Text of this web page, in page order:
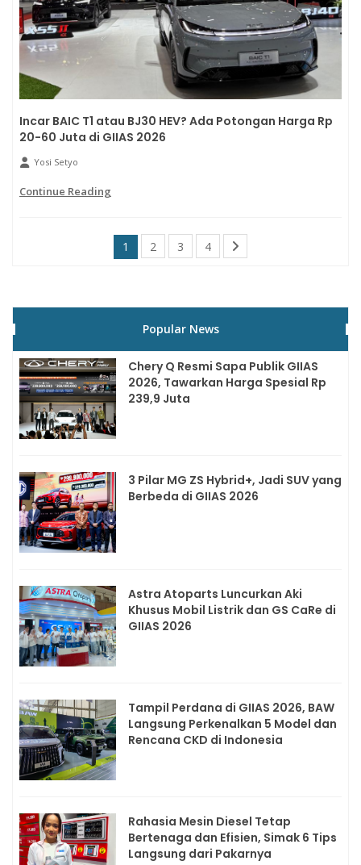
Incar BAIC T1 atau BJ30 HEV? Ada Potongan Harga Rp
20-60 Juta di GIIAS 2026
Yosi Setyo
Continue Reading
1 2 3 4
Popular News
Chery Q Resmi Sapa Publik GIIAS
2026, Tawarkan Harga Spesial Rp
239,9 Juta
3 Pilar MG ZS Hybrid+, Jadi SUV yang
Berbeda di GIIAS 2026
Astra Atoparts Luncurkan Aki
Khusus Mobil Listrik dan GS CaRe di
GIIAS 2026
Tampil Perdana di GIIAS 2026, BAW
Langsung Perkenalkan 5 Model dan
Rencana CKD di Indonesia
Rahasia Mesin Diesel Tetap
Bertenaga dan Efisien, Simak 6 Tips
Langsung dari Pakarnya